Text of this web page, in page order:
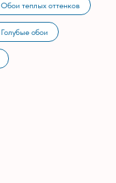
Обои теплых оттенков
Голубые обои